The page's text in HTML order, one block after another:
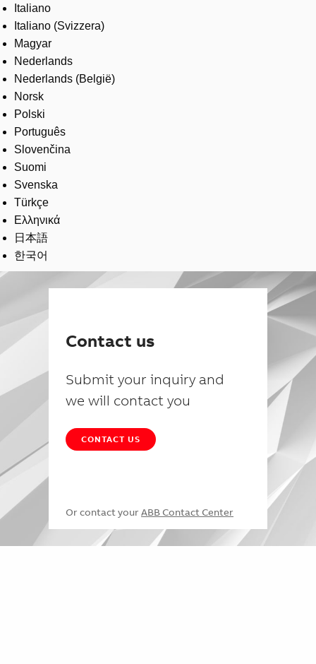
Italiano
Italiano (Svizzera)
Magyar
Nederlands
Nederlands (België)
Norsk
Polski
Português
Slovenčina
Suomi
Svenska
Türkçe
Ελληνικά
日本語
한국어
Contact us
Submit your inquiry and
we will contact you
CONTACT US
Or contact your ABB Contact Center